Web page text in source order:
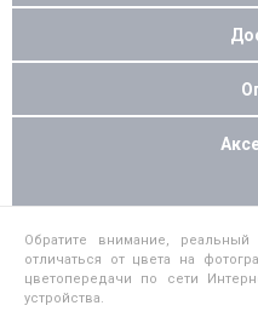
Обратите внимание,
отличаться от цвета на
цветопередачи по сети
устройства.